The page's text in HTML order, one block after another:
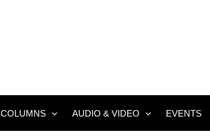
COLUMNS AUDIO & VIDEO EVENTS